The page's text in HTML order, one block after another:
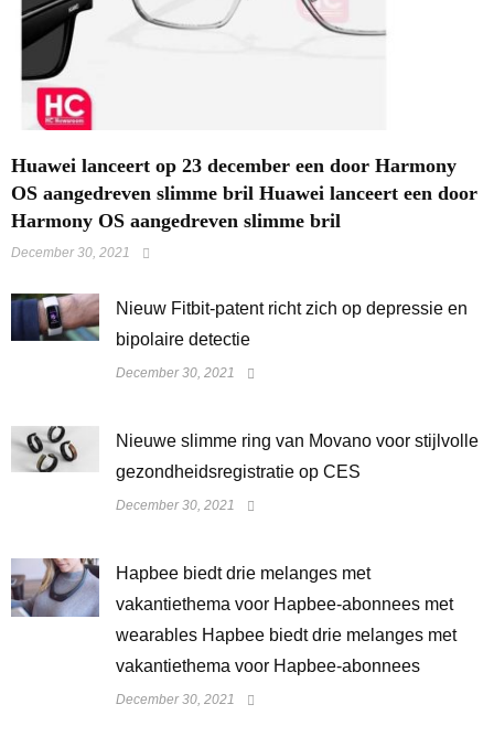
Huawei lanceert op 23 december een door Harmony
OS aangedreven slimme bril Huawei lanceert een door
Harmony OS aangedreven slimme bril
December 30, 2021
​Nieuw Fitbit-patent richt zich op depressie en
bipolaire detectie
December 30, 2021
Nieuwe slimme ring van Movano voor stijlvolle
gezondheidsregistratie op CES
December 30, 2021
Hapbee biedt drie melanges met
vakantiethema voor Hapbee-abonnees met
wearables Hapbee biedt drie melanges met
vakantiethema voor Hapbee-abonnees
December 30, 2021